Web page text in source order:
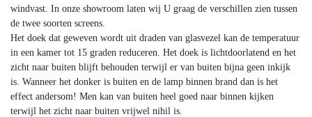
windvast. In onze showroom laten wij U graag de verschillen zien tussen
de twee soorten screens.
Het doek dat geweven wordt uit draden van glasvezel kan de temperatuur
in een kamer tot 15 graden reduceren. Het doek is lichtdoorlatend en het
zicht naar buiten blijft behouden terwijl er van buiten bijna geen inkijk
is. Wanneer het donker is buiten en de lamp binnen brand dan is het
effect andersom! Men kan van buiten heel goed naar binnen kijken
terwijl het zicht naar buiten vrijwel nihil is.